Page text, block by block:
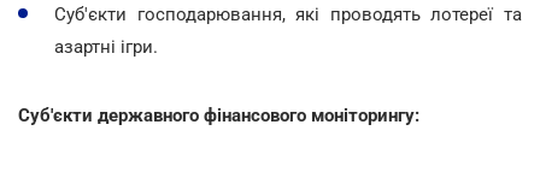
Суб'єкти господарювання, які проводять лотереї та
азартні ігри.
Суб'єкти державного фінансового моніторингу: